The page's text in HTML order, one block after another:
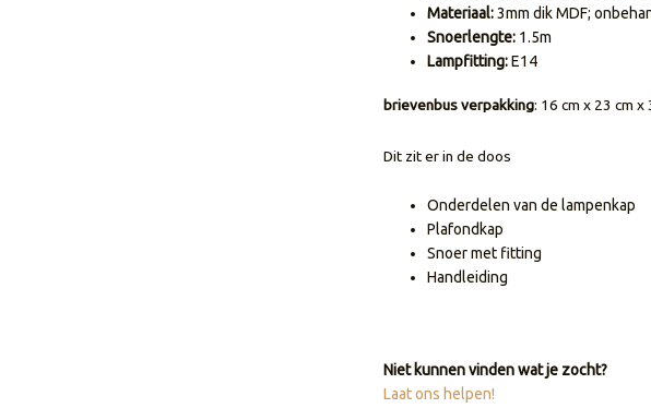
Materiaal:3mm dik MDF;
Snoerlengte: 1.5m
Lampfitting:E14
brievenbus verpakking: 16 cm x 23 cm x
Dit zit er in de doos
Onderdelen van de lampenkap
Plafondkap
Snoer met fitting
Handleiding
Niet kunnen vinden wat je zocht?
Laat ons helpen!